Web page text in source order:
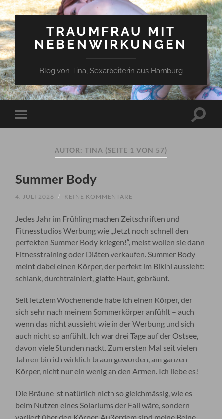
TRAUMFRAU MIT
NEBENWIRKUNGEN
Blog von Tina, Sexarbeiterin aus Hamburg
Mobile-
Menü
AUTOR:TINA (SEITE 1 VON 57)
Summer Body
4. JULI 2026 / KEINE KOMMENTARE
Jedes Jahr im Frühling machen Zeitschriften und
Fitnesstudios Werbung wie „Jetzt noch schnell den
perfekten Summer Body kriegen!“, meist wollen sie dann
Fitnesstraining oder Diäten verkaufen. Summer Body
meint dabei einen Körper, der perfekt im Bikini aussieht:
schlank, durchtrainiert, glatte Haut, gebräunt.
Seit letztem Wochenende habe ich einen Körper, der
sich sehr nach meinem Sommerkörper anfühlt – auch
wenn das nicht aussieht wie in der Werbung und sich
auch nicht so anfühlt. Ich war drei Tage auf der Ostsee,
davon viele Stunden nackt. Zum ersten Mal seit vielen
Jahren bin ich wirklich braun geworden, am ganzen
Körper, nicht nur ein wenig an den Armen. Ich liebe es!
Die Bräune ist natürlich nicth so gleichmässig, wie es
beim Nutzen eines Solariums der Fall wäre, sondern
variiert über den Körper. Außerdem sind meine Beine